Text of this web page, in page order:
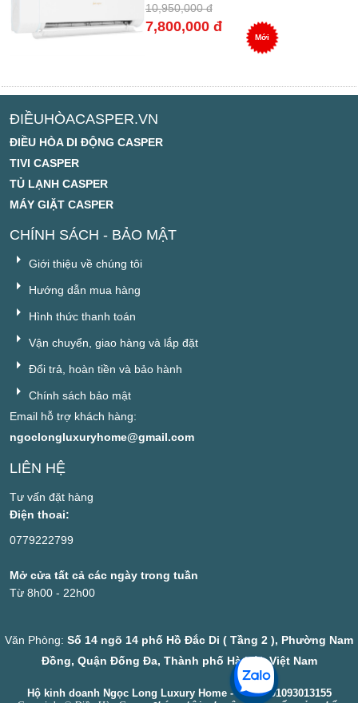
10,950,000 đ
7,800,000 đ
Mới
ĐIỀUHÒACASPER.VN
ĐIỀU HÒA DI ĐỘNG CASPER
TIVI CASPER
TỦ LẠNH CASPER
MÁY GIẶT CASPER
CHÍNH SÁCH - BẢO MẬT
Giới thiệu về chúng tôi
Hướng dẫn mua hàng
Hình thức thanh toán
Vận chuyển, giao hàng và lắp đặt
Đổi trả, hoàn tiền và bảo hành
Chính sách bảo mật
Email hỗ trợ khách hàng:
ngoclongluxuryhome@gmail.com
LIÊN HỆ
Tư vấn đặt hàng
Điện thoai:
0779222799
Mở cửa tất cả các ngày trong tuần
Từ 8h00 - 22h00
Văn Phòng: Số 14 ngõ 14 phố Hồ Đắc Di ( Tầng 2 ), Phường Nam
Đồng, Quận Đống Đa, Thành phố Hà Nội, Việt Nam
Hộ kinh doanh Ngọc Long Luxury Home - MST: 001093013155